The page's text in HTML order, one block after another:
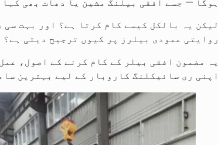
لیکن یہ بالکل کیسے کام کرتا ہے؟ اور بہت
روایتی عمودی بیلرز پر کیوں ترجیح دیتی ہے؟
یہ مضمون افقی بیلر کے کام کرنے کے اصول،
اپنی ری سائیکلنگ کاروبار کے لیے بہترین